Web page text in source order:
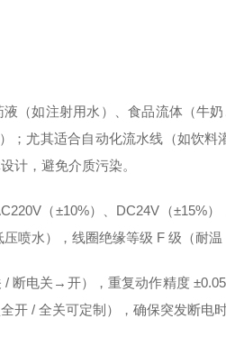
液（如注射用水）、食品流体（牛
；尤其适合自动化流水线（如饮
计，避免介质污染。
（±10%）、DC24V（±15%
喷水），线圈绝缘等级 F 级（耐
断电关→开），重复动作精度
开 / 全关可定制），确保突发断电时